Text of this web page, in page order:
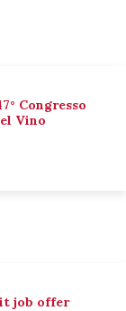
Congresso
Vino
job offer